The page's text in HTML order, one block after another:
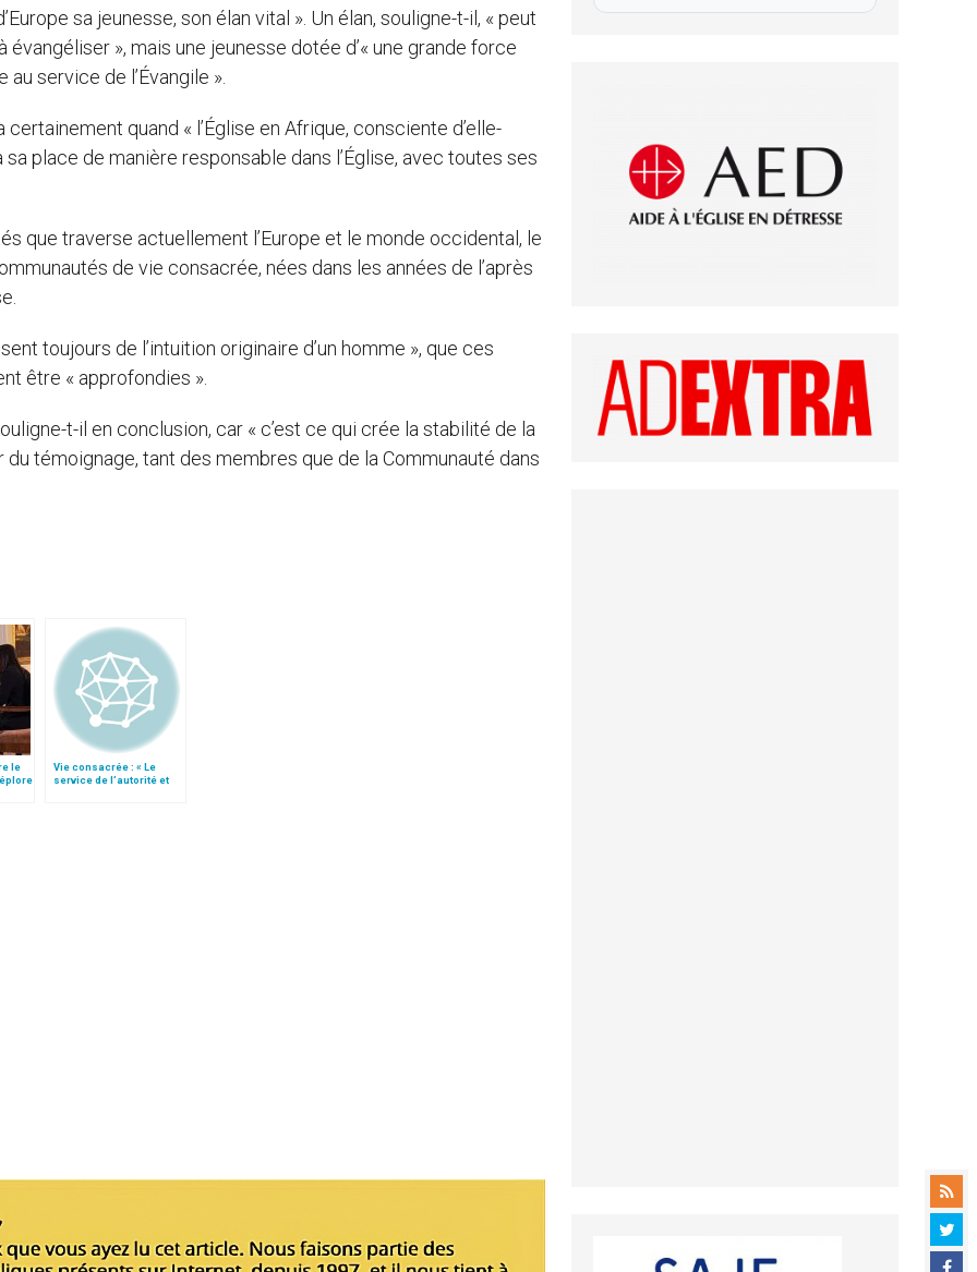
sa jeunesse, son élan vital ». Un élan, souligne-t-il, « peut
», mais une jeunesse dotée d’« une grande force
service de l’Évangile ».
quand « l’Église en Afrique, consciente d’elle-
place de manière responsable dans l’Église, avec toutes ses
que traverse actuellement l’Europe et le monde occidental, le
de vie consacrée, nées dans les années de l’après
toujours de l’intuition originaire d’un homme », que ces
être « approfondies ».
t-il en conclusion, car « c’est ce qui crée la stabilité de la
témoignage, tant des membres que de la Communauté dans
le
Vie consacrée : « Le
service de l’autorité et